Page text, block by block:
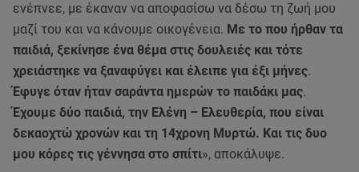
ενέπνεε, με έκαναν να αποφασίσω να δέσω τη ζωή μου
μαζί του και να κάνουμε οικογένεια. Με το που ήρθαν τα
παιδιά, ξεκίνησε ένα θέμα στις δουλειές και τότε
χρειάστηκε να ξαναφύγει και έλειπε για έξι μήνες.
Έφυγε όταν ήταν σαράντα ημερών το παιδάκι μας.
Έχουμε δύο παιδιά, την Ελένη – Ελευθερία, που είναι
δεκαοχτώ χρονών και τη 14χρονη Μυρτώ. Και τις δυο
μου κόρες τις γέννησα στο σπίτι», αποκάλυψε.